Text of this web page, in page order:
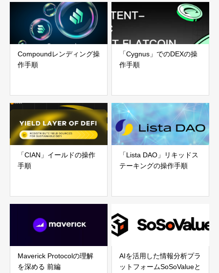
Compoundレンディング操
作手順
「Cygnus」でのDEXの操
作手順
「CIAN」イールドの操作
手順
「Lista DAO」リキッドス
テーキングの操作手順
Maverick Protocolの理解
を深める 前編
AIを活用した情報分析プラ
ットフォームSoSoValueと